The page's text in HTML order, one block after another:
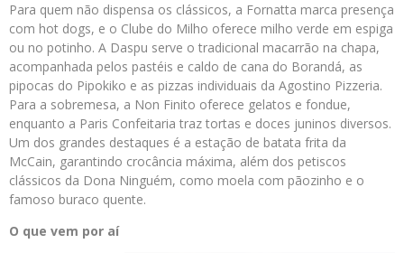
Para quem não dispensa os clássicos, a Fornatta marca presença
com hot dogs, e o Clube do Milho oferece milho verde em espiga
ou no potinho. A Daspu serve o tradicional macarrão na chapa,
acompanhada pelos pastéis e caldo de cana do Borandá, as
pipocas do Pipokiko e as pizzas individuais da Agostino Pizzeria.
Para a sobremesa, a Non Finito oferece gelatos e fondue,
enquanto a Paris Confeitaria traz tortas e doces juninos diversos.
Um dos grandes destaques é a estação de batata frita da
McCain, garantindo crocância máxima, além dos petiscos
clássicos da Dona Ninguém, como moela com pãozinho e o
famoso buraco quente.
O que vem por aí